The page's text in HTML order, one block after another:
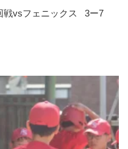
戦vsフェニックス 3ー7